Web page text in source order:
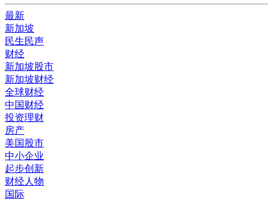
最新
新加坡
民生民声
财经
新加坡股市
新加坡财经
全球财经
中国财经
投资理财
房产
美国股市
中小企业
起步创新
财经人物
国际